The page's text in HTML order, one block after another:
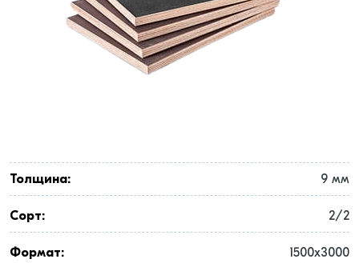
Толщина: 9 мм
Сорт: 2/2
Формат: 1500x3000